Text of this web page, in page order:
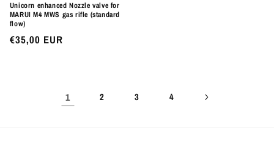
Unicorn enhanced Nozzle valve for
MARUI M4 MWS gas rifle (standard
flow)
Preço
€35,00 EUR
1 2 3 4